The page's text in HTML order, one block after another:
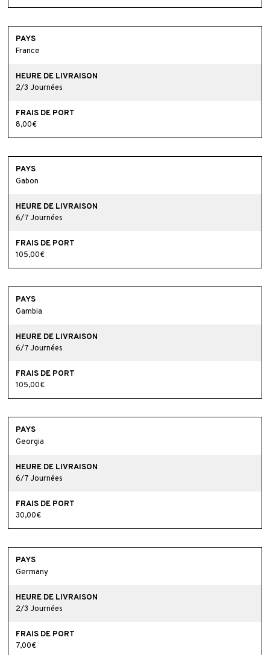
France
2/3 Journées
8,00€
Gabon
6/7 Journées
105,00€
Gambia
6/7 Journées
105,00€
Georgia
6/7 Journées
30,00€
Germany
2/3 Journées
7,00€